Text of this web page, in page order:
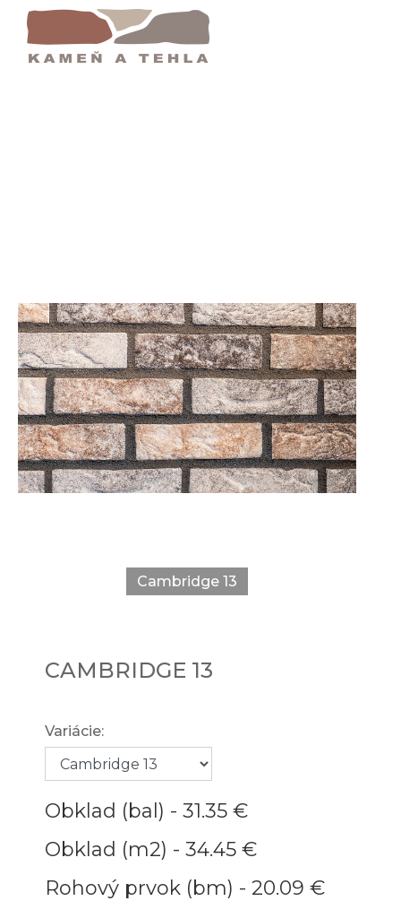
13 | Kamen A Tehla - Eshop : Fasádny
Cambridge 13
CAMBRIDGE 13
Variácie:
Obklad (bal) - 31.35 €
Obklad (m2) - 34.45 €
Rohový prvok (bm) - 20.09 €